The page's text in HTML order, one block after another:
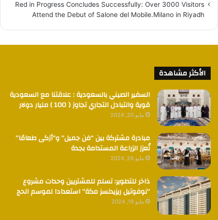
Red in Progress Concludes Successfully: Over 3000 Visitors
Attend the Debut of Salone del Mobile.Milano in Riyadh
الأكثر مشاهدة
السفير الصيني بالسعودية : علاقتنا مع السعودية
قوية والتبادل التجاري تجاوز ( 100 ) مليار دولار
مايو 20, 2024
مبادرة مشتركة بين “فن جميل” و”أزكى طعامًا”
تُعزز الزراعة المستدامة بجدة
مايو 26, 2024
ذاخر للتطوير: تسلم للمشتريين وحدات مشروع
“نوفوتيل ريزيدنسز مكة” استعدادا لموسم الحج
مايو 19, 2024